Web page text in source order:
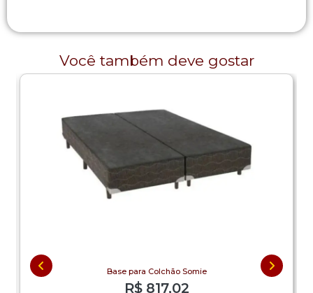
Você também deve gostar
Base para Colchão Somie
R$817,02